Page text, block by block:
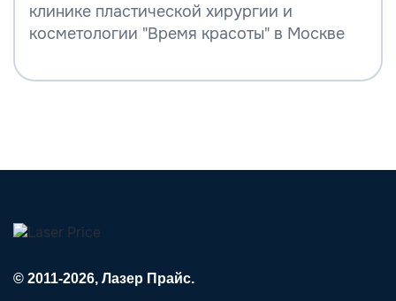
клинике пластической хирургии и
косметологии "Время красоты" в Москве
© 2011-2026, Лазер Прайс.